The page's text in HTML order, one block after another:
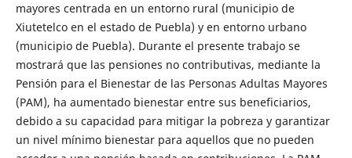
mayores centrada en un entorno rural (municipio de
Xiutetelco en el estado de Puebla) y en entorno urbano
(municipio de Puebla). Durante el presente trabajo se
mostrará que las pensiones no contributivas, mediante la
Pensión para el Bienestar de las Personas Adultas Mayores
(PAM), ha aumentado bienestar entre sus beneficiarios,
debido a su capacidad para mitigar la pobreza y garantizar
un nivel mínimo bienestar para aquellos que no pueden